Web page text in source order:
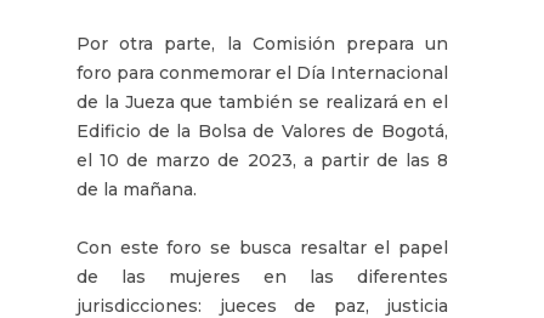
Por otra parte, la Comisión prepara un
foro para conmemorar el Día Internacional
de la Jueza que también se realizará en el
Edificio de la Bolsa de Valores de Bogotá,
el 10 de marzo de 2023, a partir de las 8
de la mañana.
Con este foro se busca resaltar el papel
de las mujeres en las diferentes
jurisdicciones: jueces de paz, justicia